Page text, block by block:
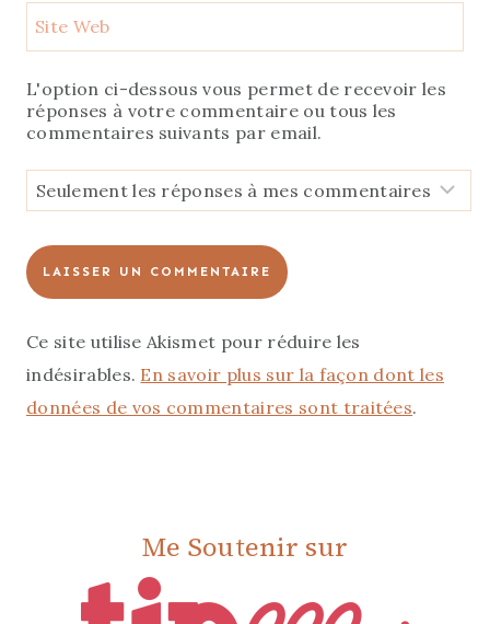
Site Web
L'option ci-dessous vous permet de recevoir les
réponses à votre commentaire ou tous les
commentaires suivants par email.
Ce site utilise Akismet pour réduire les
indésirables. En savoir plus sur la façon dont les
données de vos commentaires sont traitées.
Me Soutenir sur